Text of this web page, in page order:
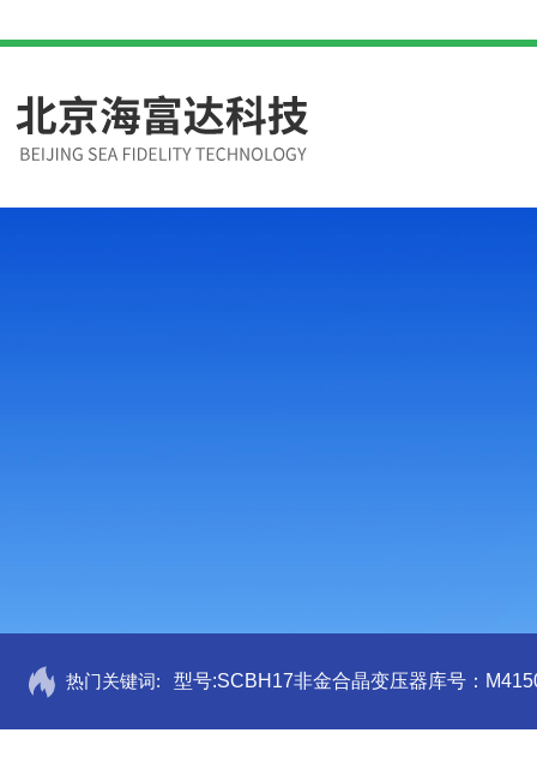
热门关键词: 型号:SCBH17非金合晶变压器库号：